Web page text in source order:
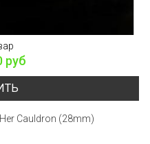
руб
Cauldron (28mm)